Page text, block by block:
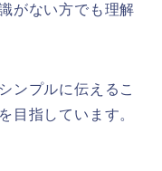
がない方でも理解
ンプルに伝えるこ
目指しています。